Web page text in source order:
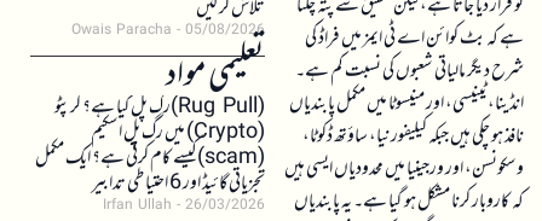
ہے کہ بٹ کوائن اے ٹی ایمز میں فراڈ کی
شرح دیگر مالیاتی شعبوں کی نسبت کم ہے۔
انڈینا، ٹینیسی، اور منیسوٹا میں مکمل پابندیاں
نافذ ہو چکی ہیں جبکہ کیلیفورنیا، ساؤتھ ڈکوٹا،
وسکونسن، اور ورجینیا میں محدودیاں ایسی ہیں
کہ کاروبار کرنا مشکل ہو گیا ہے۔ یہ پابندیاں
تلاش کر لیں
Owais Paracha 05/08/2026
تعلیمی مواد(Rug Pull)رگ پل کیا ہے؟ کرپٹو
(Crypto) میں رگ پل اسکیم
(scam)کیسے کام کرتی ہے؟ ایک مکمل
تجزیاتی گائیڈ اور 6 احتیاطی تدابیر
Irfan Ullah 26/03/2026